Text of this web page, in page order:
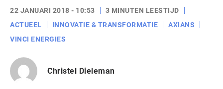
22 JANUARI 2018 - 10:53
3 MINUTEN LEESTIJD
ACTUEEL
INNOVATIE & TRANSFORMATIE
AXIANS
VINCI ENERGIES
Christel Dieleman